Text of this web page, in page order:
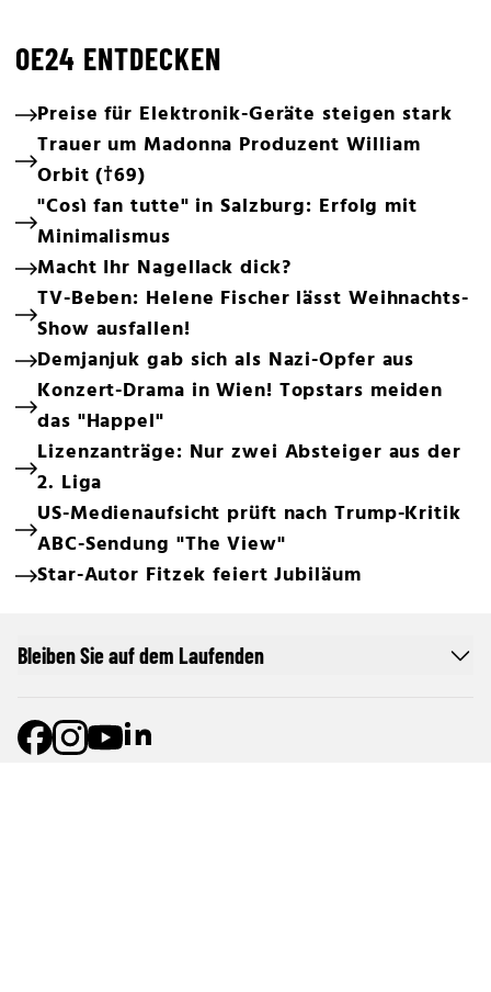
OE24 ENTDECKEN
Preise für Elektronik-Geräte steigen stark
Trauer um Madonna Produzent William
Orbit (†69)
"Così fan tutte" in Salzburg: Erfolg mit
Minimalismus
Macht Ihr Nagellack dick?
TV-Beben: Helene Fischer lässt Weihnachts-
Show ausfallen!
Demjanjuk gab sich als Nazi-Opfer aus
Konzert-Drama in Wien! Topstars meiden
das "Happel"
Lizenzanträge: Nur zwei Absteiger aus der
2. Liga
US-Medienaufsicht prüft nach Trump-Kritik
ABC-Sendung "The View"
Star-Autor Fitzek feiert Jubiläum
Bleiben Sie auf dem Laufenden